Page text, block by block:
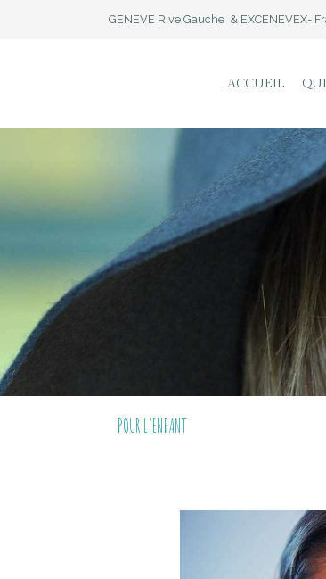
GENEVE Rive Gauche & EXCENEVEX-
ACCUEIL
POUR L'ENFANT